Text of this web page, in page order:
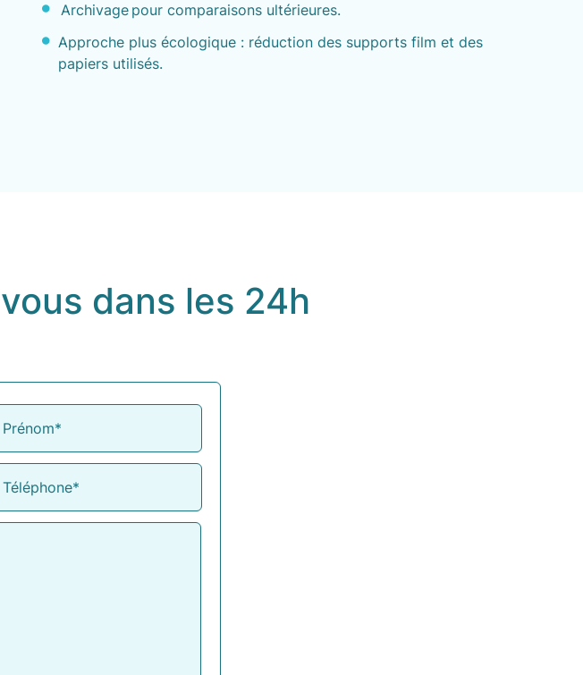
Archivage pour comparaisons ultérieures.
Approche plus écologique : réduction des supports film et des
papiers utilisés.
dans les 24h